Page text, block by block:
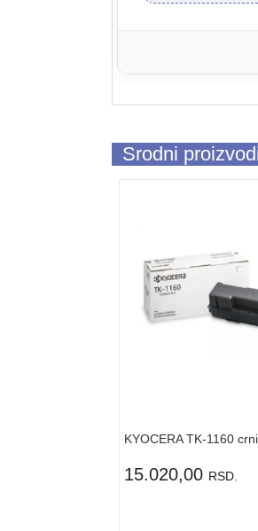
Srodni
KYOCERA TK-1160
15.020,00 RSD.